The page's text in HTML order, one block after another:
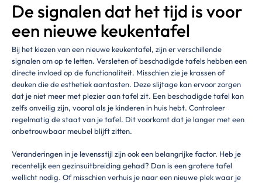
De signalen dat het tijd is voor
een nieuwe keukentafel
Bij het kiezen van een nieuwe keukentafel, zijn er verschillende
signalen om op te letten. Versleten of beschadigde tafels hebben een
directe invloed op de functionaliteit. Misschien zie je krassen of
deuken die de esthetiek aantasten. Deze slijtage kan ervoor zorgen
dat je niet meer met plezier aan tafel zit. Een beschadigde tafel kan
zelfs onveilig zijn, vooral als je kinderen in huis hebt. Controleer
regelmatig de staat van je tafel. Dit voorkomt dat je langer met een
onbetrouwbaar meubel blijft zitten.
Veranderingen in je levensstijl zijn ook een belangrijke factor. Heb je
recentelijk een gezinsuitbreiding gehad? Dan is een grotere tafel
wellicht nodig. Of misschien verhuis je naar een nieuwe plek waar je